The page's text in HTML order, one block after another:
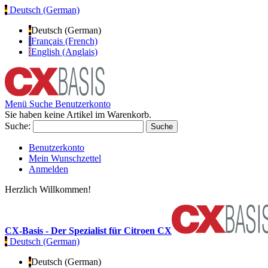
Deutsch (German)
Deutsch (German)
Français (French)
English (Anglais)
Menü Suche Benutzerkonto
Sie haben keine Artikel im Warenkorb.
Suche:
Suche
Benutzerkonto
Mein Wunschzettel
Anmelden
Herzlich Willkommen!
CX-Basis - Der Spezialist für Citroen CX
Deutsch (German)
Deutsch (German)